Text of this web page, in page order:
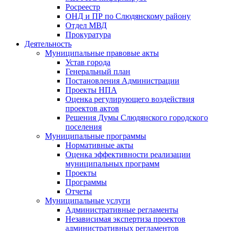
Росреестр
ОНД и ПР по Слюдянскому району
Отдел МВД
Прокуратура
Деятельность
Муниципальные правовые акты
Устав города
Генеральный план
Постановления Администрации
Проекты НПА
Оценка регулирующего воздействия
проектов актов
Решения Думы Слюдянского городского
поселения
Муниципальные программы
Нормативные акты
Оценка эффективности реализации
муниципальных программ
Проекты
Программы
Отчеты
Муниципальные услуги
Административные регламенты
Независимая экспертиза проектов
административных регламентов